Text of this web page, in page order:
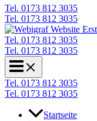
Tel. 0173 812 3035
Tel. 0173 812 3035
Tel. 0173 812 3035
Tel. 0173 812 3035
Tel. 0173 812 3035
Tel. 0173 812 3035
Startseite